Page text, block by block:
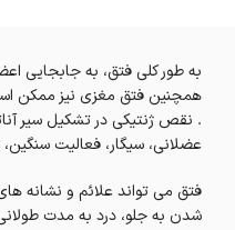
به طور کلی فتق، به جابجایی
همچنین فتق مغزی نیز ممکن
. نقص ژنتیکی در تشکیل سیر
عضلانی، سیگار، فعالیت
فتق می تواند علائم و نشانه
شدن به جلو، درد به مدت